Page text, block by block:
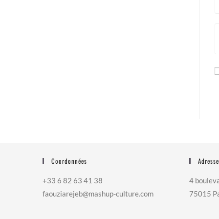
Coordonnées
+33 6 82 63 41 38
faouziarejeb@mashup-culture.com​
4
75015